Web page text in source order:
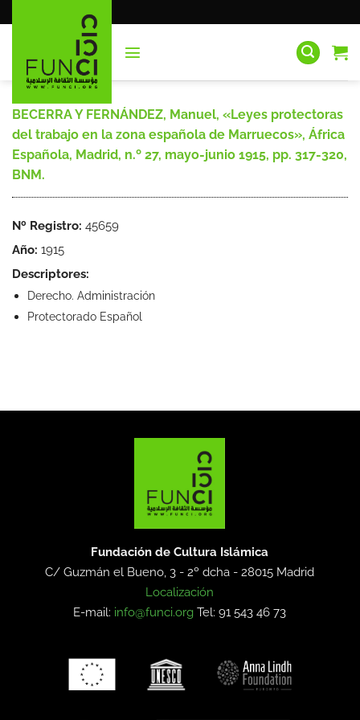
al
BECERRA Y FERNÁNDEZ, Manuel, «Leyes protectoras
del trabajo en la zona española de Marruecos», África
Española, Madrid, n.º 27, mayo-junio 1915, pp. 317-320,
BNM.
Nº Registro: 45659
Año: 1915
Descriptores:
Derecho. Administración
Protectorado Español
Fundación de Cultura Islámica
C/ Guzmán el Bueno, 3 - 2º dcha -28015 Madrid
Localización
E-mail: info@funci.org Tel: 91 543 46 73